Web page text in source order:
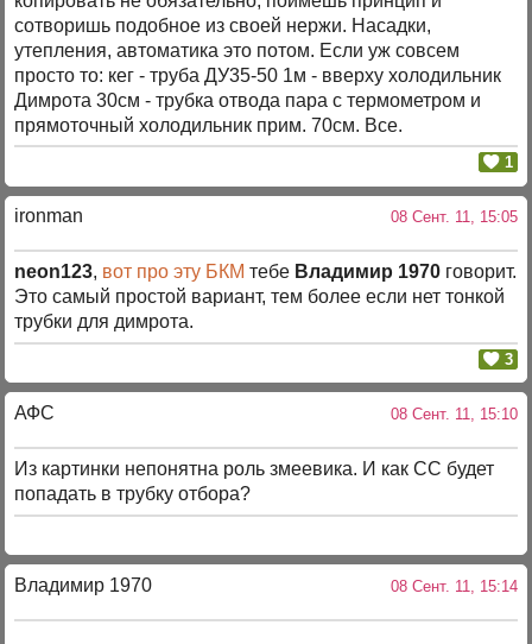
сотворишь подобное из своей нержи. Насадки,
утепления, автоматика это потом. Если уж совсем
просто то: кег - труба ДУ35-50 1м - вверху холодильник
Димрота 30см - трубка отвода пара с термометром и
прямоточный холодильник прим. 70см. Все.
1
ironman 08 Сент. 11, 15:05
neon123, вот про эту БКМ тебе Владимир 1970 говорит.
Это самый простой вариант, тем более если нет тонкой
трубки для димрота.
3
АФС 08 Сент. 11, 15:10
Из картинки непонятна роль змеевика. И как СС будет
попадать в трубку отбора?
Владимир 1970 08 Сент. 11, 15:14